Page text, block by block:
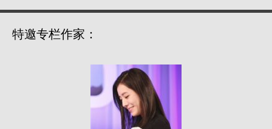
特邀专栏作家：